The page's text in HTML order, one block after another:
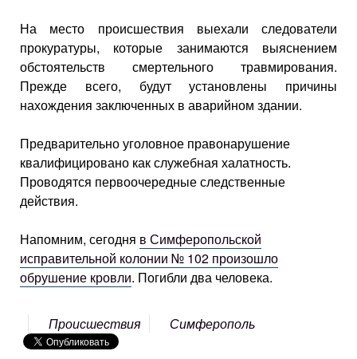
На место происшествия выехали следователи
прокуратуры, которые занимаются выяснением
обстоятельств смертельного травмирования.
Прежде всего, будут установлены причины
нахождения заключенных в аварийном здании.
Предварительно уголовное правонарушение
квалифицировано как служебная халатность.
Проводятся первоочередные следственные
действия.
Напомним, сегодня в Симферопольской
исправительной колонии № 102 произошло
обрушение кровли. Погибли два человека.
Происшествия Симферополь